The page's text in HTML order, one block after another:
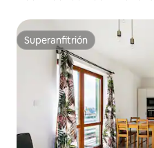
Superanfitrión
Superanfitrión